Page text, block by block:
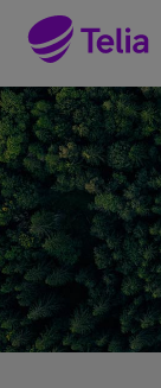
YKSITYISILLE
TELIA FINLAND
Telia
Vastuullisuus